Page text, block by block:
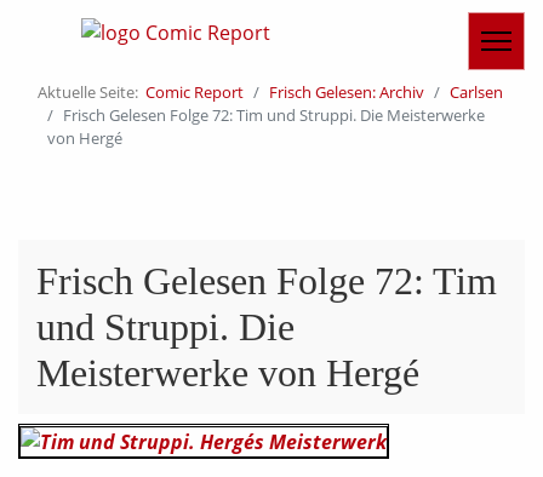
Aktuelle Seite: Comic Report Frisch Gelesen: Archiv
Carlsen
Frisch Gelesen Folge 72: Tim und Struppi. Die Meisterwerke
von Hergé
Frisch Gelesen Folge 72: Tim
und Struppi. Die
Meisterwerke von Hergé